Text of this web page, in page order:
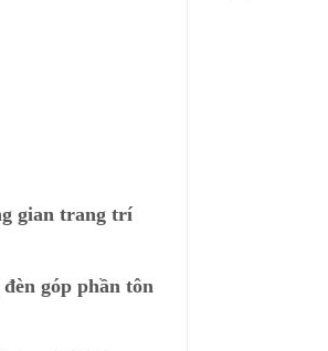
gian trang trí
góp phần tôn